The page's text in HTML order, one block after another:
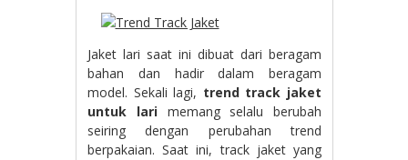
Jaket lari saat ini dibuat dari beragam
bahan dan hadir dalam beragam
model. Sekali lagi, trend track jaket
untuk lari memang selalu berubah
seiring dengan perubahan trend
berpakaian. Saat ini, track jaket yang